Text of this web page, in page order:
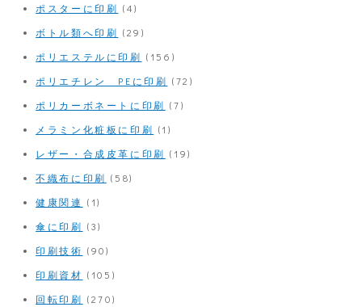
ポスターに印刷 (4)
ボトル類へ印刷 (29)
ポリエステルに印刷 (156)
ポリエチレン PEに印刷 (72)
ポリカーボネートに印刷 (7)
メラミン化粧板に印刷 (1)
レザー・合成皮革に印刷 (19)
不織布に印刷 (58)
健康関連 (1)
傘に印刷 (3)
印刷技術 (90)
印刷資材 (105)
回転印刷 (270)